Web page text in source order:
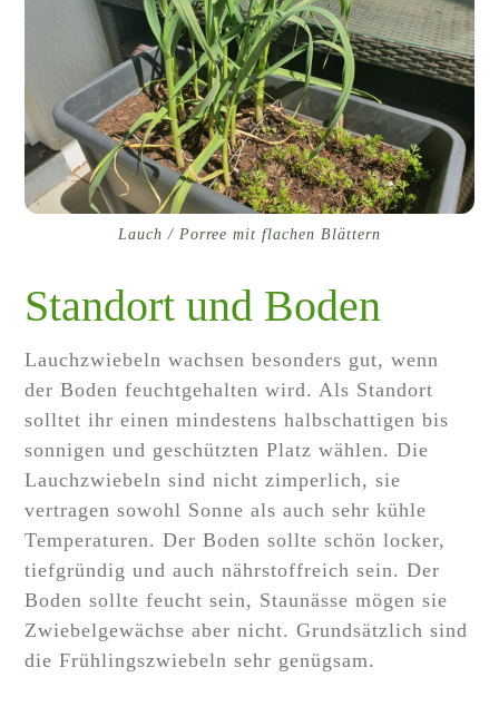
Lauch / Porree mit flachen Blättern
Standort und Boden
Lauchzwiebeln wachsen besonders gut, wenn
der Boden feuchtgehalten wird. Als Standort
solltet ihr einen mindestens halbschattigen bis
sonnigen und geschützten Platz wählen. Die
Lauchzwiebeln sind nicht zimperlich, sie
vertragen sowohl Sonne als auch sehr kühle
Temperaturen. Der Boden sollte schön locker,
tiefgründig und auch nährstoffreich sein. Der
Boden sollte feucht sein, Staunässe mögen sie
Zwiebelgewächse aber nicht. Grundsätzlich sind
die Frühlingszwiebeln sehr genügsam.